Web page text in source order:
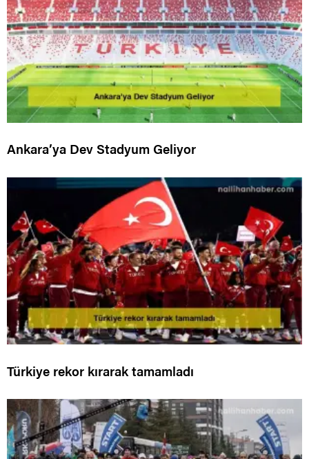
Ankara’ya Dev Stadyum Geliyor
Türkiye rekor kırarak tamamladı